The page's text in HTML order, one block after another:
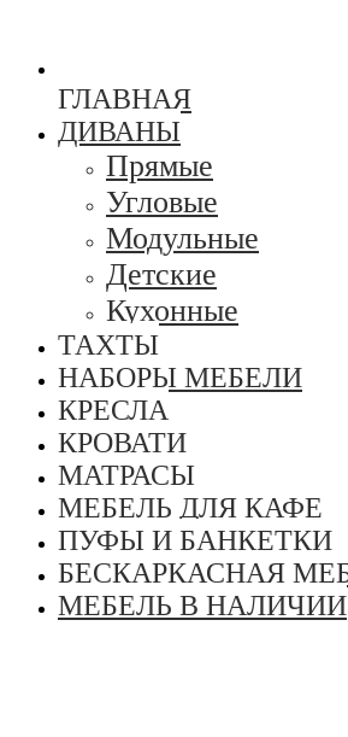
ГЛАВНАЯ
ДИВАНЫ
Прямые
Угловые
Модульные
Детские
Кухонные
ТАХТЫ
НАБОРЫ МЕБЕЛИ
КРЕСЛА
КРОВАТИ
МАТРАСЫ
МЕБЕЛЬ ДЛЯ КАФЕ
ПУФЫ И БАНКЕТКИ
БЕСКАРКАСНАЯ
МЕБЕЛЬ В НАЛИЧИИ